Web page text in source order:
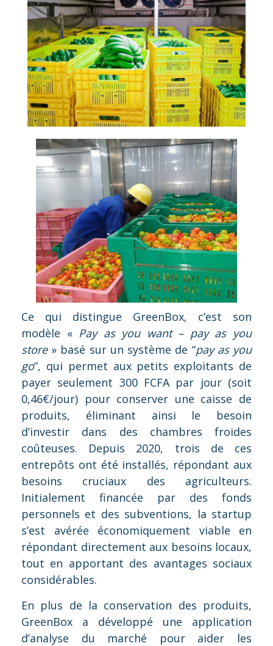
Ce qui distingue GreenBox, c’est son
modèle « Pay as you want – pay as you
store» basé sur un système de “pay as you
go”, qui permet aux petits exploitants de
payer seulement 300 FCFA par jour (soit
0,46€/jour) pour conserver une caisse de
produits, éliminant ainsi le besoin
d’investir dans des chambres froides
coûteuses. Depuis 2020, trois de ces
entrepôts ont été installés, répondant aux
besoins cruciaux des agriculteurs.
Initialement financée par des fonds
personnels et des subventions, la startup
s’est avérée économiquement viable en
répondant directement aux besoins locaux,
tout en apportant des avantages sociaux
considérables.
En plus de la conservation des produits,
GreenBox a développé une application
d’analyse du marché pour aider les